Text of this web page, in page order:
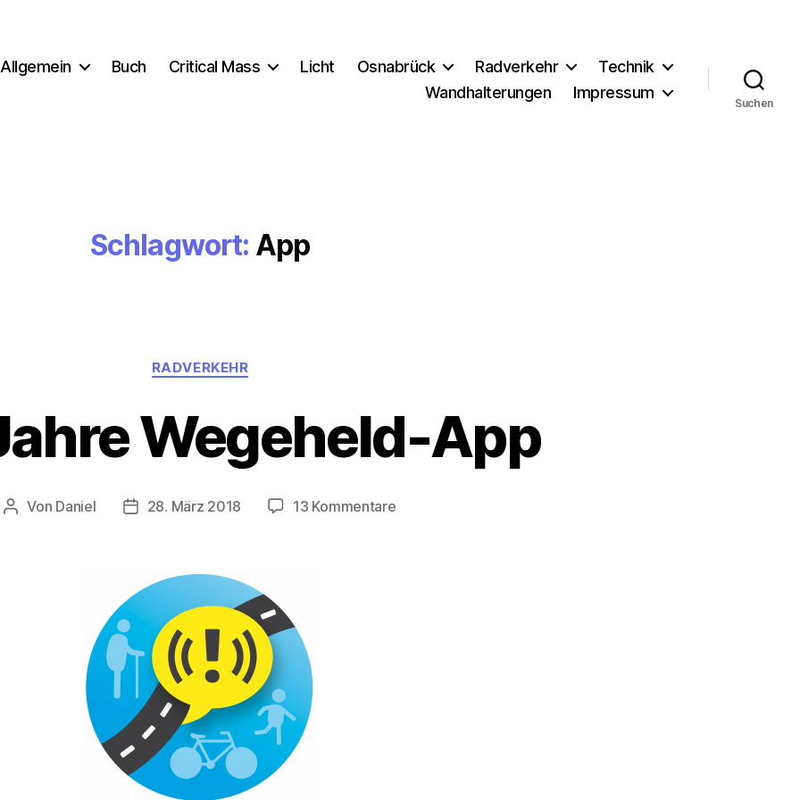
Allgemein Buch Critical Mass Licht Osnabrück Radverkehr
Technik
Wandhalterungen
Impressum
Suchen
Schlagwort: App
Kategorien
RADVERKEHR
Wegeheld-App
Beitragsautor
Von Daniel Beitragsdatum
28. März 2018 13 Kommentarezu